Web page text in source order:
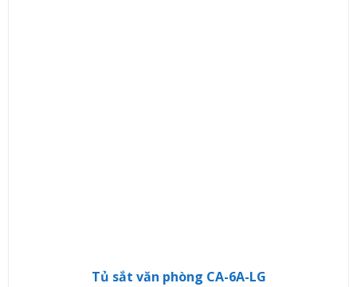
Tủ sắt văn phòng CA-6A-LG